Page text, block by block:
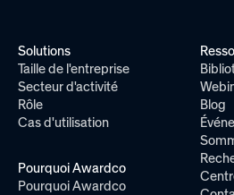
Solutions
Taille de l'entreprise
Secteur d'activité
Rôle
Cas d'utilisation
Pourquoi Awardco
Pourquoi Awardco
Blog